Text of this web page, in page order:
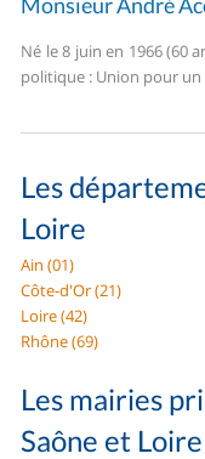
Né le 8 juin en 1966 (60
politique : Union pour
Les
Loire
Ain (01)
Côte-d'Or (21)
Loire (42)
Rhône (69)
Les mairies
Saône et Loire